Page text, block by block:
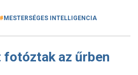
MESTERSÉGES INTELLIGENCIA
fotóztak az űrben